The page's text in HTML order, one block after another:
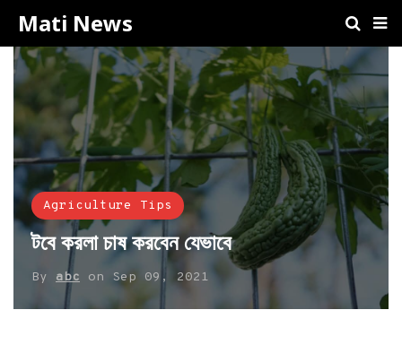
Mati News
Agriculture Tips
টবে করলা চাষ করবেন যেভাবে
By abc on Sep 09, 2021